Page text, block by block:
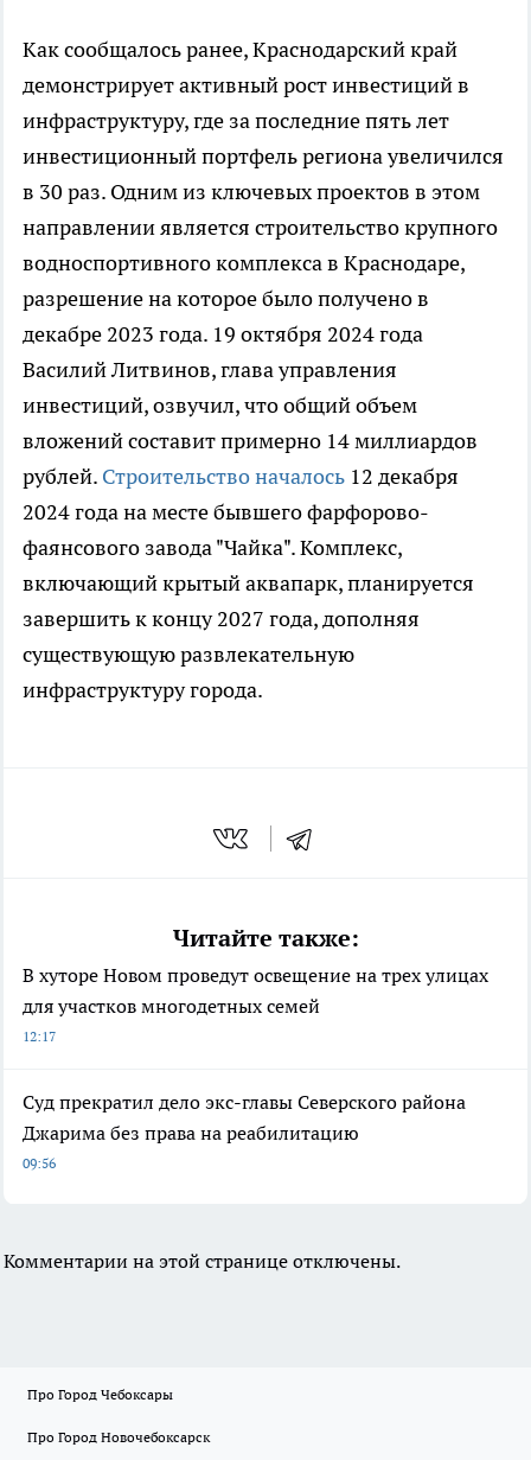
Как сообщалось ранее, Краснодарский край
демонстрирует активный рост инвестиций в
инфраструктуру, где за последние пять лет
инвестиционный портфель региона увеличился
в 30 раз. Одним из ключевых проектов в этом
направлении является строительство крупного
водноспортивного комплекса в Краснодаре,
разрешение на которое было получено в
декабре 2023 года. 19 октября 2024 года
Василий Литвинов, глава управления
инвестиций, озвучил, что общий объем
вложений составит примерно 14 миллиардов
рублей. Строительство началось 12 декабря
2024 года на месте бывшего фарфорово-
фаянсового завода "Чайка". Комплекс,
включающий крытый аквапарк, планируется
завершить к концу 2027 года, дополняя
существующую развлекательную
инфраструктуру города.
Читайте также:
В хуторе Новом проведут освещение на трех улицах
для участков многодетных семей
12:17
Суд прекратил дело экс-главы Северского района
Джарима без права на реабилитацию
09:56
Комментарии на этой странице отключены.
Про Город Чебоксары
Про Город Новочебоксарск